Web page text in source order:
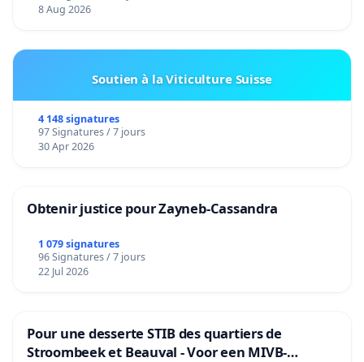
8 Aug 2026
Soutien à la Viticulture Suisse
4 148 signatures
97 Signatures / 7 jours
30 Apr 2026
Obtenir justice pour Zayneb-Cassandra
1 079 signatures
96 Signatures / 7 jours
22 Jul 2026
Pour une desserte STIB des quartiers de
Stroombeek et Beauval - Voor een MIVB-